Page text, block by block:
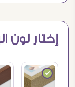
إختار لون